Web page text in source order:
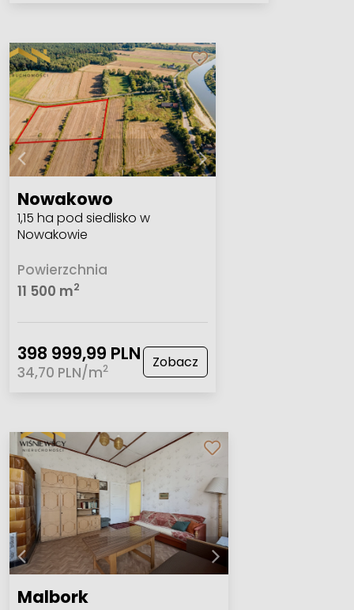
Nowakowo
1,15 ha pod siedlisko w
Nowakowie
Powierzchnia
11 500 m2
398 999,99 PLN
34,70 PLN/m2 Zobacz
Malbork